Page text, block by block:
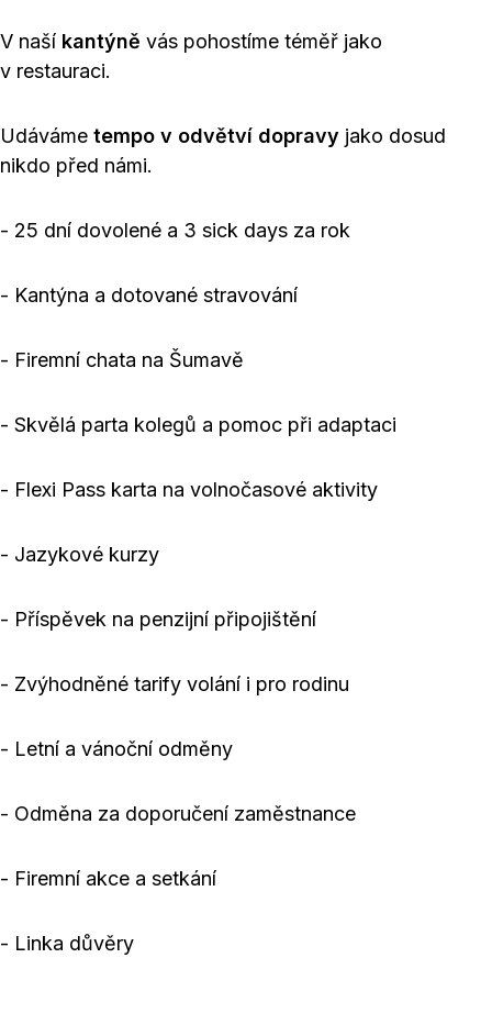
V naší kantýně vás pohostíme téměř jako
v restauraci.
Udáváme tempo v odvětví dopravy jako dosud
nikdo před námi.
- 25 dní dovolené a 3 sick days za rok
- Kantýna a dotované stravování
- Firemní chata na Šumavě
- Skvělá parta kolegů a pomoc při adaptaci
- Flexi Pass karta na volnočasové aktivity
- Jazykové kurzy
- Příspěvek na penzijní připojištění
- Zvýhodněné tarify volání i pro rodinu
- Letní a vánoční odměny
- Odměna za doporučení zaměstnance
- Firemní akce a setkání
- Linka důvěry